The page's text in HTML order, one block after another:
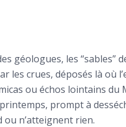
géologues, les
les crues, déposés là où
ou échos lointains du
prompt à
n’atteignent rien.